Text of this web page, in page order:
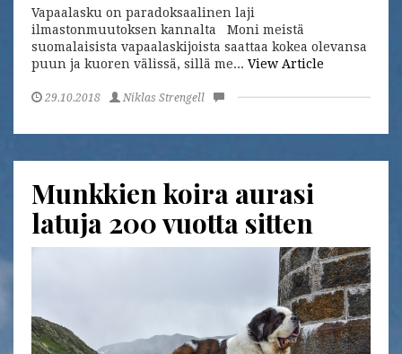
Vapaalasku on paradoksaalinen laji
ilmastonmuutoksen kannalta Moni meistä
suomalaisista vapaalaskijoista saattaa kokea olevansa
puun ja kuoren välissä, sillä me... View Article
29.10.2018 Niklas Strengell
Munkkien koira aurasi
latuja 200 vuotta sitten